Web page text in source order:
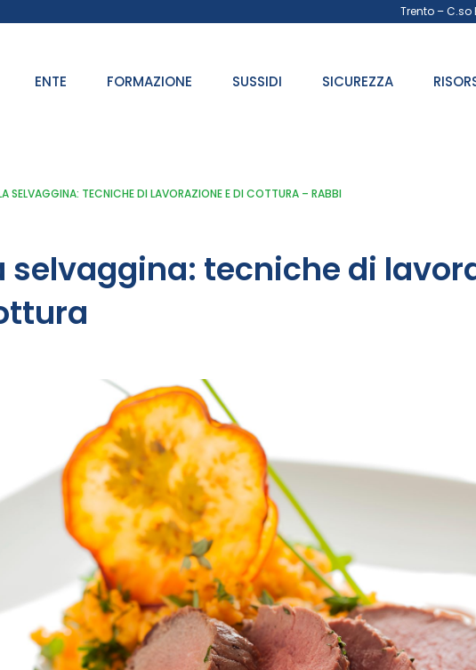
Trento – C.so
ENTE FORMAZIONE SUSSIDI SICUREZZA
SELVAGGINA: TECNICHE DI LAVORAZIONE E DI COTTURA – RABBI
selvaggina: tecniche di